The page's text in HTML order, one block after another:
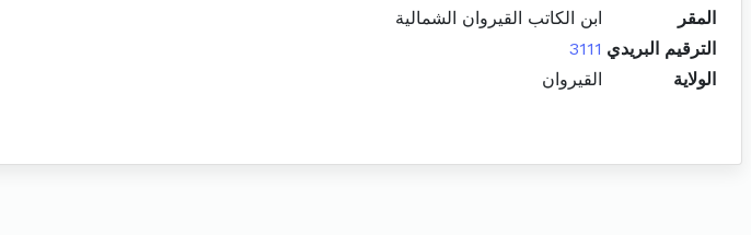
المقر
ابن الكاتب القيروان الشمالية
الترقيم البريدي 3111
الولاية
القيروان